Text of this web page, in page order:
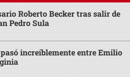
Roberto Becker tras salir de
Pedro Sula
increíblemente entre Emilio